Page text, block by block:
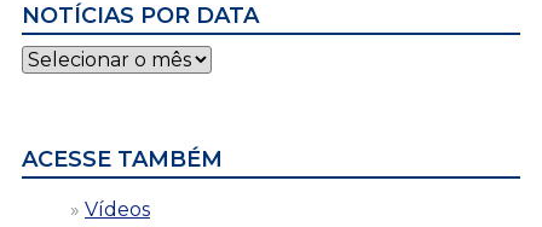
NOTÍCIAS POR DATA
Notícias
por
ACESSE TAMBÉM
Vídeos